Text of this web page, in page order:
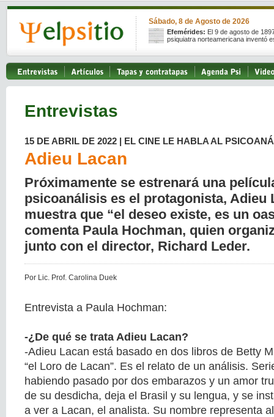
Sábado, 8 de Agosto de 2026
Efemérides: El 9 de agosto de
psiquiatra norteamericana inventó
Entrevistas
15 DE ABRIL DE 2022 | EL CINE LE HABLA AL
Adieu Lacan
Próximamente se estrenará una
psicoanálisis es el protagonista, Adieu
muestra que “el deseo existe, es un
comenta Paula Hochman, quien
junto con el director, Richard Leder.
Por Lic. Prof. Carolina Duek
Entrevista a Paula Hochman:
-¿De qué se trata Adieu Lacan?
-Adieu Lacan está basado en dos libros de Betty
“el Loro de Lacan”. Es el relato de un análisis.
habiendo pasado por dos embarazos y un amor
de su desdicha, deja el Brasil y su lengua, y se
a ver a Lacan, el analista. Su nombre representa